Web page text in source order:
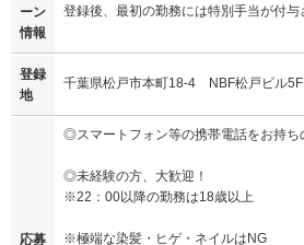
ーン
情報
登録後、最初の勤務には特別手当が付与
登録
地
千葉県松戸市本町18-4 NBF松戸ビル5F
応募
◎スマートフォン等の携帯電話をお持ち
◎未経験の方、大歓迎！
※22：00以降の勤務は18歳以上
※極端な染髪・ヒゲ・ネイルはNG